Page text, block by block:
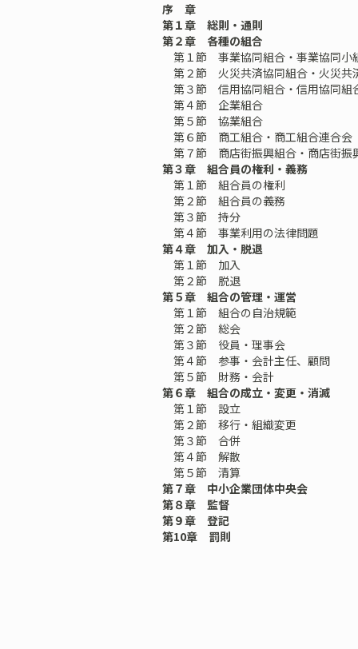
序 章
第１章 総則・通則
第２章 各種の組合
第１節 事業協同組合・事業協同小
第２節 火災共済協同組合・火災共
第３節 信用協同組合・信用協同組
第４節 企業組合
第５節 協業組合
第６節 商工組合・商工組合連合会
第７節 商店街振興組合・商店街振
第３章 組合員の権利・義務
第１節 組合員の権利
第２節 組合員の義務
第３節 持分
第４節 事業利用の法律問題
第４章 加入・脱退
第１節 加入
第２節 脱退
第５章 組合の管理・運営
第１節 組合の自治規範
第２節 総会
第３節 役員・理事会
第４節 参事・会計主任、顧問
第５節 財務・会計
第６章 組合の成立・変更・消滅
第１節 設立
第２節 移行・組織変更
第３節 合併
第４節 解散
第５節 清算
第７章 中小企業団体中央会
第８章 監督
第９章 登記
第10章 罰則